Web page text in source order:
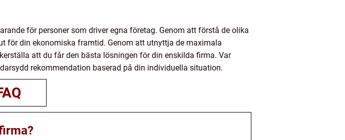
för personer som driver egna företag. Genom att förstå de olika
för din ekonomiska framtid. Genom att utnyttja de maximala
att du får den bästa lösningen för din enskilda firma. Var
rekommendation baserad på din individuella situation.